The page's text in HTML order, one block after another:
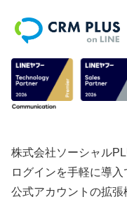
株式会社ソーシャル
ログインを手軽に導
公式アカウントの拡